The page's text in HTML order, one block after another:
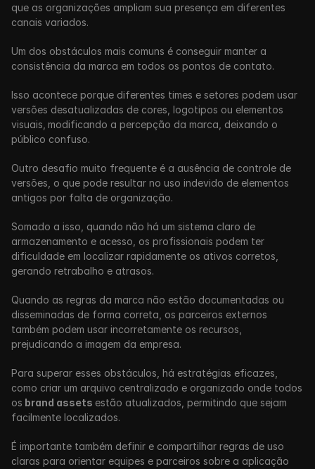
que as organizações ampliam sua presença em diferentes
canais variados.
Um dos obstáculos mais comuns é conseguir manter a
consistência da marca em todos os pontos de contato.
Isso acontece porque diferentes times e setores podem usar
versões desatualizadas de cores, logotipos ou elementos
visuais, modificando a percepção da marca, deixando o
público confuso.
Outro desafio muito frequente é a ausência de controle de
versões, o que pode resultar no uso indevido de elementos
antigos por falta de organização.
Somado a isso, quando não há um sistema claro de
armazenamento e acesso, os profissionais podem ter
dificuldade em localizar rapidamente os ativos corretos,
gerando retrabalho e atrasos.
Quando as regras da marca não estão documentadas ou
disseminadas de forma correta, os parceiros externos
também podem usar incorretamente os recursos,
prejudicando a imagem da empresa.
Para superar esses obstáculos, há estratégias eficazes,
como criar um arquivo centralizado e organizado onde todos
os brand assets estão atualizados, permitindo que sejam
facilmente localizados.
É importante também definir e compartilhar regras de uso
claras para orientar equipes e parceiros sobre a aplicação